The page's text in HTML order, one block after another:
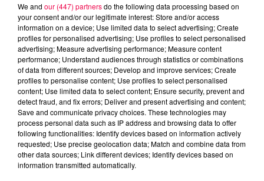
podcasts/2024/01/Un-jour-une-chanson-du-
mercredi-31-janvier.mp3
We and our (447) partnersdo the following data processing based on
your consent and/or our legitimate interest: Store and/or access
information on a device; Use limited data to select advertising; Create
profiles for personalised advertising; Use profiles to select personalised
advertising; Measure advertising performance; Measure content
performance; Understand audiences through statistics or combinations
of data from different sources; Develop and improve services; Create
profiles to personalise content; Use profiles to select personalised
content; Use limited data to select content; Ensure security, prevent and
detect fraud, and fix errors; Deliver and present advertising and content;
Save and communicate privacy choices. These technologies may
process personal data such as IP address and browsing data to offer
following functionalities: Identify devices based on information actively
requested; Use precise geolocation data; Match and combine data from
other data sources; Link different devices; Identify devices based on
information transmitted automatically.